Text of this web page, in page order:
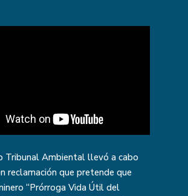
Tribunal Ambiental llevó a cabo
reclamación que pretende que
“Prórroga Vida Útil del